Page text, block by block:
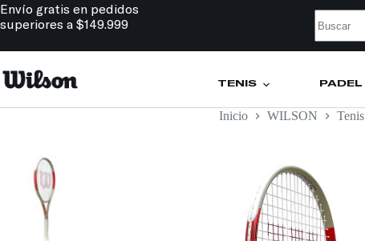
Envío gratis en pedidos
superiores a $149.999
TENIS PÁDEL
Inicio WILSON Tenis